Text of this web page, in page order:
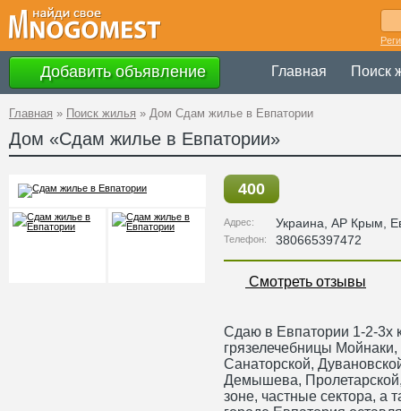
Добавить объявление Главная Поиск
Главная » Поиск жилья » Дом Сдам жилье в Евпатории
Дом «Сдам жилье в Евпатории»
400
Адрес: Украина АР Крым ,
Телефон: 380665397472
Смотреть отзывы
Сдаю в Евпатории 1-2-3х
грязелечебницы
Санаторской,
Демышева,
зоне, частные сектора, а